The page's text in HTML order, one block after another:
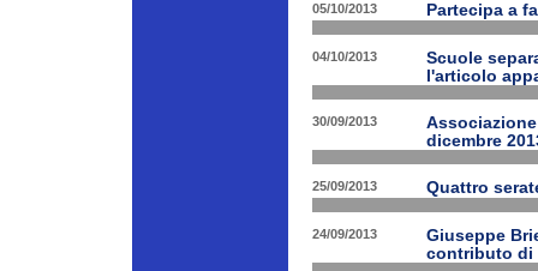
05/10/2013 Partecipa a
04/10/2013
Scuole
l'articolo
30/09/2013
dicembre
25/09/2013 Quattro
24/09/2013
Giuseppe
contributo di